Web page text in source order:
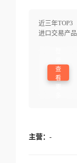
近三年TOP3
进口交易产品
查
看
主营： -